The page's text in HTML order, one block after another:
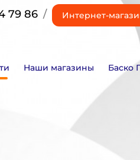
79 86 / Интернет-
Наши магазины Баско